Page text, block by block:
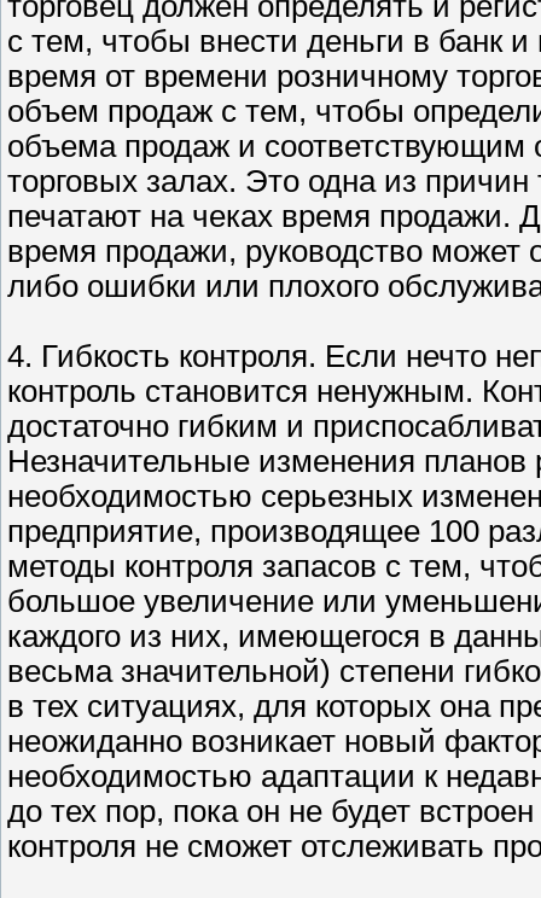
с тем, чтобы внести деньги в банк
время от времени розничному
объем продаж с тем, чтобы
объема продаж и соответствующим
торговых залах. Это одна из
печатают на чеках время продажи.
время продажи, руководство может
либо ошибки или плохого
4. Гибкость контроля. Если нечто
контроль становится ненужным.
достаточно гибким и
Незначительные изменения
необходимостью серьезных
предприятие, производящее 100
методы контроля запасов с тем,
большое увеличение или
каждого из них, имеющегося в
весьма значительной) степени
в тех ситуациях, для которых она
неожиданно возникает новый
необходимостью адаптации к
до тех пор, пока он не будет
контроля не сможет отслеживать